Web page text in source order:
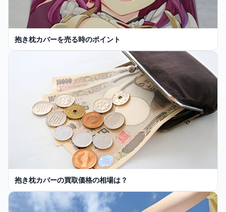
抱き枕カバーを売る時のポイント
抱き枕カバーの買取価格の相場は？